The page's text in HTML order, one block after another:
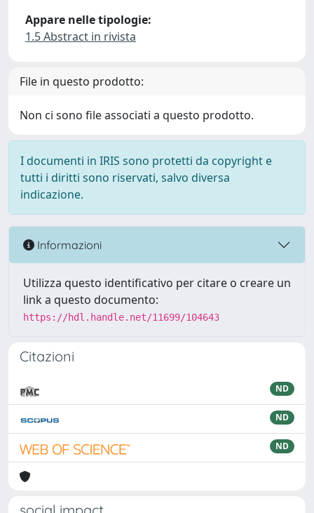
Appare nelle tipologie:
1.5 Abstract in rivista
File in questo prodotto:
Non ci sono file associati a questo prodotto.
I documenti in IRIS sono protetti da copyright e
tutti i diritti sono riservati, salvo diversa
indicazione.
Informazioni
Utilizza questo identificativo per citare o creare un
link a questo documento:
https://hdl.handle.net/11699/104643
Citazioni
ND
ND
ND